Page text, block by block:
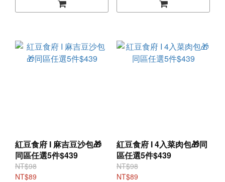
紅豆食府 I 麻吉豆沙包🎁
同區任選5件$439
NT$98
NT$89
紅豆食府 I 4入菜肉包🎁同
區任選5件$439
NT$98
NT$89